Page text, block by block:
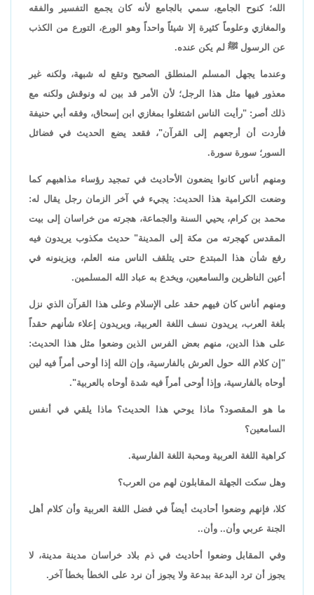
الله؛ كنوح الجامع، سمي بالجامع لأنه كان يجمع التفسير والفقه
والمغازي وعلوماً كثيرة إلا شيئاً واحداً وهو الورع، التورع من الكذب
عن الرسول ﷺ لم يكن عنده.
وعندما يجهل المسلم المنطلق الصحيح وتقع له شبهة، ولكنه غير
معذور فيها مثل هذا الرجل؛ لأن الأمر قد بين له ونوقش ولكنه مع
ذلك أصر: "رأيت الناس اشتغلوا بمغازي ابن إسحاق، وفقه أبي حنيفة
فأردت أن أرجعهم إلى القرآن"، فقعد يضع الحديث في فضائل
السور؛ سورة سورة.
ومنهم أناس كانوا يضعون الأحاديث في تمجيد رؤساء مذاهبهم كما
وضعت الكرامية هذا الحديث: يجيء في آخر الزمان رجل يقال له:
محمد بن كرام، يحيي السنة والجماعة، هجرته من خراسان إلى بيت
المقدس كهجرته من مكة إلى المدينة" حديث مكذوب يريدون فيه
رفع شأن هذا المبتدع حتى يتلقف الناس منه العلم، ويزينونه في
أعين الناظرين والسامعين، ويخدع به عباد الله المسلمين.
ومنهم أناس كان فيهم حقد على الإسلام وعلى هذا القرآن الذي نزل
بلغة العرب، يريدون نسف اللغة العربية، ويريدون إعلاء شأنهم حقداً
على هذا الدين، منهم بعض الفرس الذين وضعوا مثل هذا الحديث:
"إن كلام الله حول العرش بالفارسية، وإن الله إذا أوحى أمراً فيه لين
أوحاه بالفارسية، وإذا أوحى أمراً فيه شدة أوحاه بالعربية".
ما هو المقصود؟ ماذا يوحي هذا الحديث؟ ماذا يلقي في أنفس
السامعين؟
كراهية اللغة العربية ومحبة اللغة الفارسية.
وهل سكت الجهلة المقابلون لهم من العرب؟
كلا، فإنهم وضعوا أحاديث أيضاً في فضل اللغة العربية وأن كلام أهل
الجنة عربي وأن.. وأن..
وفي المقابل وضعوا أحاديث في ذم بلاد خراسان مدينة مدينة، لا
يجوز أن ترد البدعة ببدعة ولا يجوز أن نرد على الخطأ بخطأ آخر.